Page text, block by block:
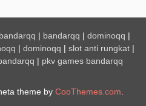
bandarqq | bandarqq | dominoqq |
| dominoqq | slot anti rungkat|
| pkv games bandarqq
theme by CooThemes.com